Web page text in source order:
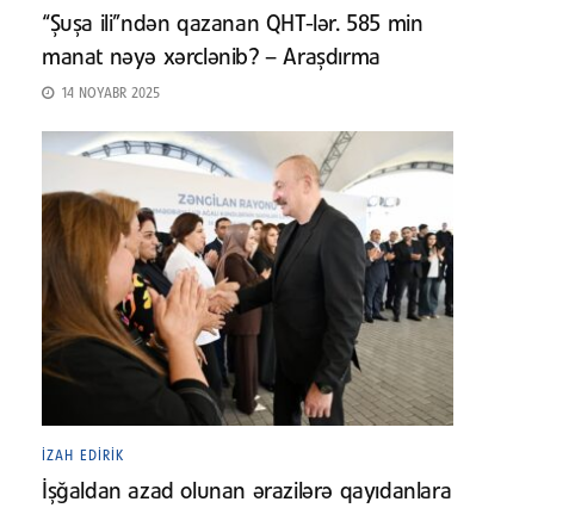
“Şuşa ili”ndən qazanan QHT-lər. 585 min
manat nəyə xərclənib? – Araşdırma
14 NOYABR 2025
İZAH EDIRIK
İşğaldan azad olunan ərazilərə qayıdanlara